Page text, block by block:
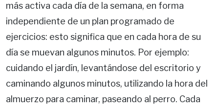
más activa cada día de la semana, en forma
independiente de un plan programado de
ejercicios: esto significa que en cada hora de su
día se muevan algunos minutos. Por ejemplo:
cuidando el jardín, levantándose del escritorio y
caminando algunos minutos, utilizando la hora del
almuerzo para caminar, paseando al perro. Cada